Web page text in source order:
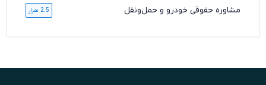
مشاوره حقوقی خودرو و حمل‌ونقل 2.5 هزار